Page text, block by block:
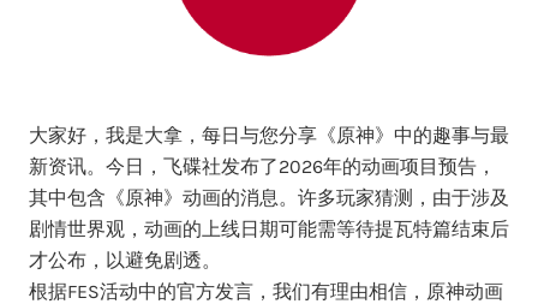
大家好，我是大拿，每日与您分享《原神》中的趣事与最
新资讯。今日，飞碟社发布了2026年的动画项目预告，
其中包含《原神》动画的消息。许多玩家猜测，由于涉及
剧情世界观，动画的上线日期可能需等待提瓦特篇结束后
才公布，以避免剧透。
根据FES活动中的官方发言，我们有理由相信，原神动画